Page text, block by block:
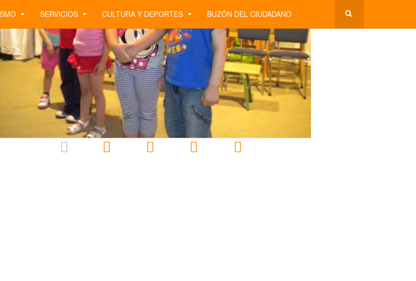
SERVICIOS CULTURA Y DEPORTES
BUZÓN DEL CIUDADANO